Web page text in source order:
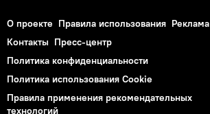
О проекте Правила использования Реклама
Контакты Пресс-центр
Политика конфиденциальности
Политика использования Cookie
Правила применения рекомендательных
технологий